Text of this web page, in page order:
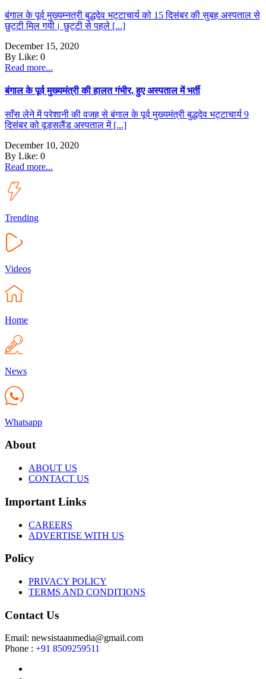
बंगाल के पूर्व मुख्यम्नत्री बुद्धदेव भट्टाचार्य को 15 दिसंबर की सुबह अस्पताल से
छुट्टी मिल गयी। छुट्टी से पहले [...]
December 15, 2020
By Like: 0
Read more...
बंगाल के पूर्व मुख्यमंत्री की हालत गंभीर, हुए अस्पताल में भर्ती
साँस लेने में परेशानी की वजह से बंगाल के पूर्व मुख्यमंत्री बुद्धदेव भट्टाचार्य 9
दिसंबर को वूड्सलैंड अस्पताल में [...]
December 10, 2020
By Like: 0
Read more...
Trending
Videos
Home
News
Whatsapp
About
ABOUT US
CONTACT US
Important Links
CAREERS
ADVERTISE WITH US
Policy
PRIVACY POLICY
TERMS AND CONDITIONS
Contact Us
Email: newsistaanmedia@gmail.com
Phone : +91 8509259511